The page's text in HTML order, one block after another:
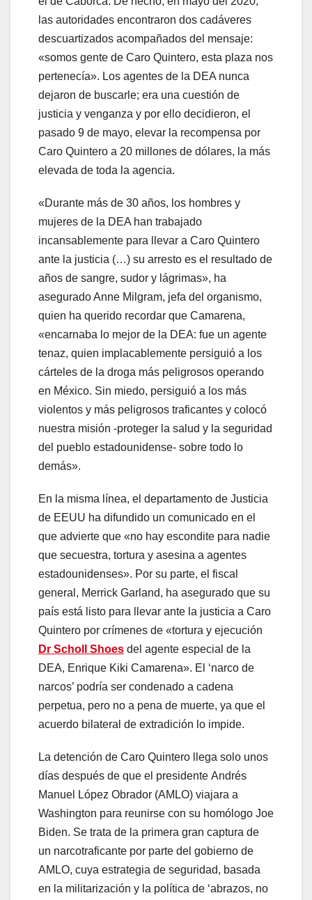
las autoridades encontraron dos cadáveres
descuartizados acompañados del mensaje:
«somos gente de Caro Quintero, esta plaza nos
pertenecía». Los agentes de la DEA nunca
dejaron de buscarle; era una cuestión de
justicia y venganza y por ello decidieron, el
pasado 9 de mayo, elevar la recompensa por
Caro Quintero a 20 millones de dólares, la más
elevada de toda la agencia.
«Durante más de 30 años, los hombres y
mujeres de la DEA han trabajado
incansablemente para llevar a Caro Quintero
ante la justicia (…) su arresto es el resultado de
años de sangre, sudor y lágrimas», ha
asegurado Anne Milgram, jefa del organismo,
quien ha querido recordar que Camarena,
«encarnaba lo mejor de la DEA: fue un agente
tenaz, quien implacablemente persiguió a los
cárteles de la droga más peligrosos operando
en México. Sin miedo, persiguió a los más
violentos y más peligrosos traficantes y colocó
nuestra misión -proteger la salud y la seguridad
del pueblo estadounidense- sobre todo lo
demás».
En la misma línea, el departamento de Justicia
de EEUU ha difundido un comunicado en el
que advierte que «no hay escondite para nadie
que secuestra, tortura y asesina a agentes
estadounidenses». Por su parte, el fiscal
general, Merrick Garland, ha asegurado que su
país está listo para llevar ante la justicia a Caro
Quintero por crímenes de «tortura y ejecución
Dr Scholl Shoes del agente especial de la
DEA, Enrique Kiki Camarena». El ‘narco de
narcos’ podría ser condenado a cadena
perpetua, pero no a pena de muerte, ya que el
acuerdo bilateral de extradición lo impide.
La detención de Caro Quintero llega solo unos
días después de que el presidente Andrés
Manuel López Obrador (AMLO) viajara a
Washington para reunirse con su homólogo Joe
Biden. Se trata de la primera gran captura de
un narcotraficante por parte del gobierno de
AMLO, cuya estrategia de seguridad, basada
en la militarización y la política de ‘abrazos, no